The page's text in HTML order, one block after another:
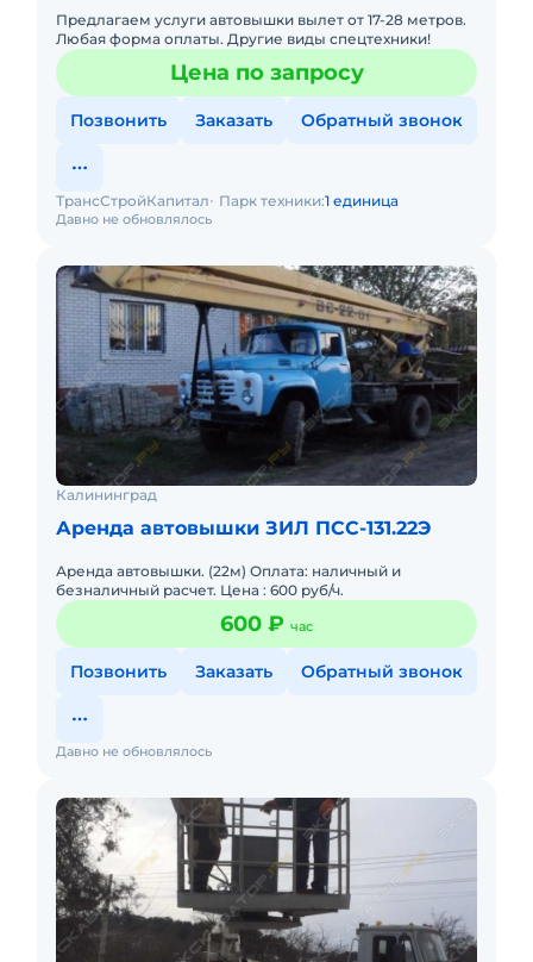
Предлагаем услуги автовышки вылет от 17-28 метров.
Любая форма оплаты. Другие виды спецтехники!
Цена по запросу
Позвонить Заказать Обратный звонок
Давно не обновлялось
ТрансСтройКапитал Парк техники:1 единица
Калининград
Аренда автовышки ЗИЛ ПСС-131.22Э
Аренда автовышки. (22м) Оплата: наличный и
безналичный расчет. Цена : 600 руб/ч.
600 ₽ час
Позвонить Заказать Обратный звонок
Давно не обновлялось